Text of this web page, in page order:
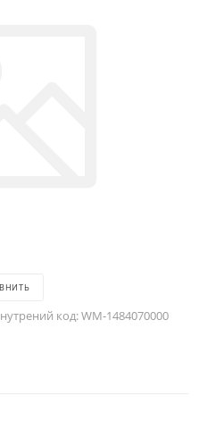
код:WM-1484070000